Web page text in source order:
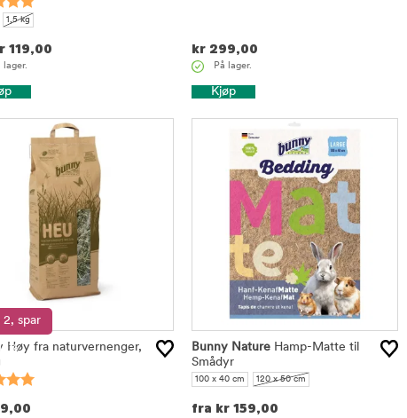
1,5 kg
119,00
lager.
kr 299,00
På lager.
Kjøp
2, spar
Høy fra naturvernenger,
Bunny NatureHamp-Matte til
Smådyr
100 x 40 cm 120 x 50 cm
fra kr 159,00